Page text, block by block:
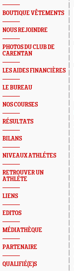
BOUTIQUE VÊTEMENTS
NOUS REJOINDRE
PHOTOS DU CLUB DE
CARENTAN
LES AIDES FINANCIÈRES
LE BUREAU
NOS COURSES
RÉSULTATS
BILANS
NIVEAUX ATHLÉTES
RETROUVER UN
ATHLÉTE
LIENS
EDITOS
MÉDIATHÈQUE
PARTENAIRE
QUALIFIÉ(E)S